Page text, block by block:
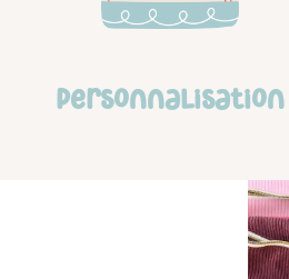
personnalisation